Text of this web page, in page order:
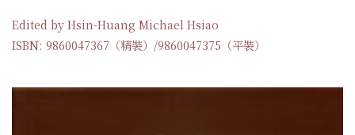
Edited by Hsin-Huang Michael Hsiao
ISBN: 9860047367（精裝）/9860047375（平裝）